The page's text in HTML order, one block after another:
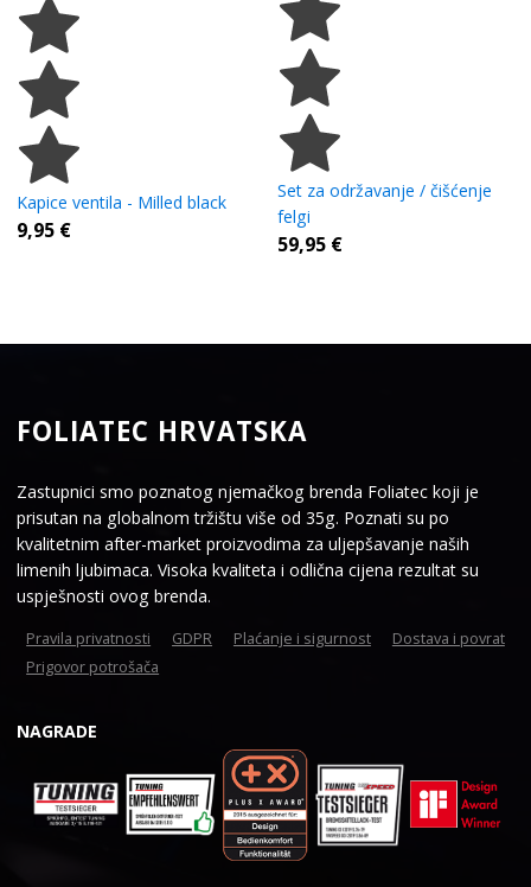
Kapice ventila - Milled black
9,95 €
Set za održavanje / čišćenje
felgi
59,95 €
FOLIATEC HRVATSKA
Zastupnici smo poznatog njemačkog brenda Foliatec koji je
prisutan na globalnom tržištu više od 35g. Poznati su po
kvalitetnim after-market proizvodima za uljepšavanje naših
limenih ljubimaca. Visoka kvaliteta i odlična cijena rezultat su
uspješnosti ovog brenda.
Pravila privatnosti GDPR Plaćanje i sigurnost
Dostava i povrat
Prigovor potrošača
NAGRADE